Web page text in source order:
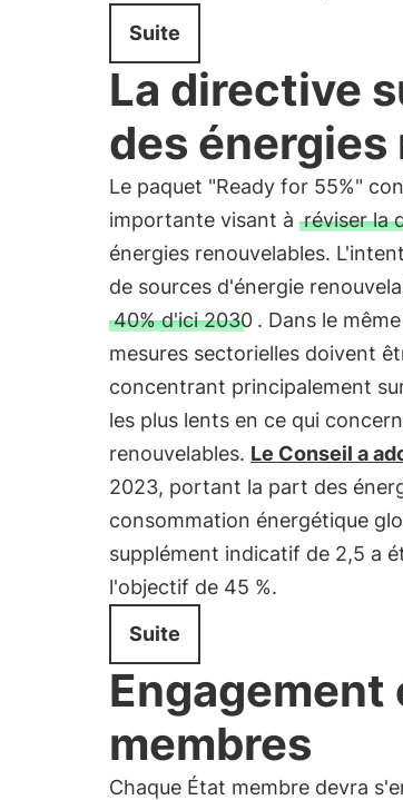
Suite
La directive
des
Le paquet "Ready for 55%"
importante visant à réviser la
énergies renouvelables.
de sources d'énergie
40% d'ici 2030 . Dans le
mesures sectorielles doivent
concentrant principalement
les plus lents en ce qui
renouvelables. Le Conseil a
2023, portant la part des
consommation énergétique
supplément indicatif de 2,5 a
l'objectif de 45 %.
Suite
Engagement
membres
Chaque État membre devra